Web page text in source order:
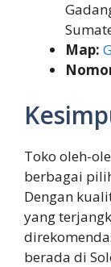
Map:
Toko oleh-
berbagai
Dengan
yang
berada di